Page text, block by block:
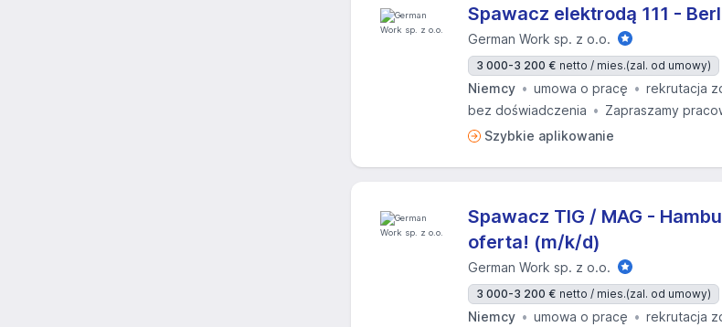
Spawacz elektrodą 111 -
German Work sp. z o.o.
3 000-3 200 € netto / mies.(zal. od umowy)
Niemcy umowa o pracę rekrutacja
bez doświadczenia
Zapraszamy
Szybkie aplikowanie
Spawacz TIG / MAG -
oferta! (m/k/d)
German Work sp. z o.o.
3 000-3 200 € netto / mies.(zal. od umowy)
Niemcy umowa o pracę rekrutacja